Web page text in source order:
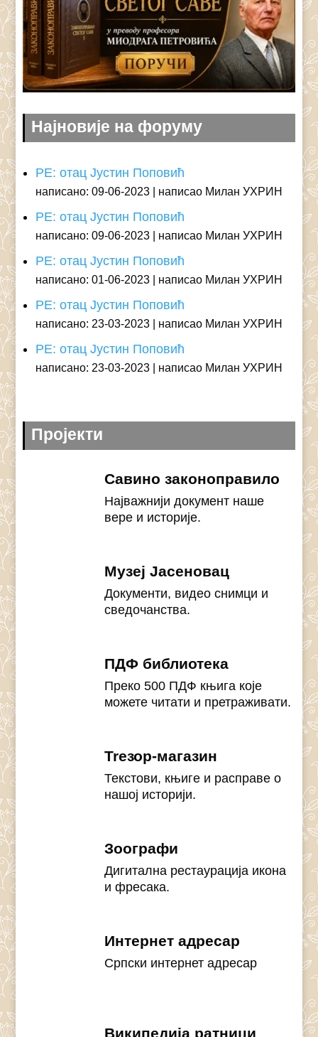
Најновије на форуму
РЕ: отац Јустин Поповић
написано: 09-06-2023 написао Милан УХРИН
РЕ: отац Јустин Поповић
написано: 09-06-2023 написао Милан УХРИН
РЕ: отац Јустин Поповић
написано: 01-06-2023 написао Милан УХРИН
РЕ: отац Јустин Поповић
написано: 23-03-2023 написао Милан УХРИН
РЕ: отац Јустин Поповић
написано: 23-03-2023 написао Милан УХРИН
Пројекти
Савино законоправило
Најважнији документ наше
вере и историје.
Музеј Јасеновац
Документи, видео снимци и
сведочанства.
ПДФ библиотека
Преко 500 ПДФ књига које
можете читати и претраживати.
Treзор-магазин
Текстови, књиге и расправе о
нашој историји.
Зоографи
Дигитална рестаурација икона
и фресака.
Интернет адресар
Српски интернет адресар
Википедија ратници